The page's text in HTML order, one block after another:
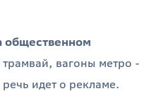
общественном
трамвай, вагоны метро -
речь идет о рекламе.